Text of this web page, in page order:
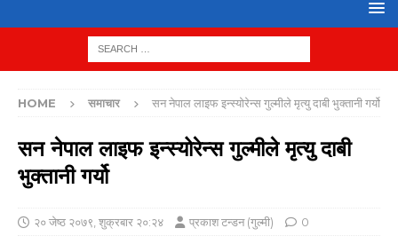
HOME समाचार सन नेपाल लाइफ इन्स्योरेन्स गुल्मीले मृत्यु दाबी भुक्तानी गर्यो
सन नेपाल लाइफ इन्स्योरेन्स गुल्मीले मृत्यु दाबी
भुक्तानी गर्यो
२० जेष्ठ २०७९, शुक्रबार २०:२४ प्रकाश टन्डन (गुल्मी) 0